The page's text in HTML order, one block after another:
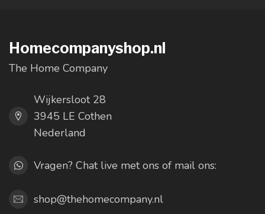
Homecompanyshop.nl
The Home Company
Wijkersloot 28
3945 LE Cothen
Nederland
Vragen? Chat live met ons of mail ons:
shop@thehomecompany.nl